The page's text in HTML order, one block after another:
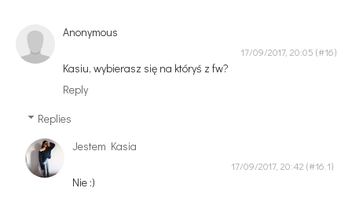
Anonymous
17/09/2017, 20:05
Kasiu, wybierasz się na któryś z fw?
Reply
Replies
Jestem Kasia
17/09/2017, 20:42
Nie :)